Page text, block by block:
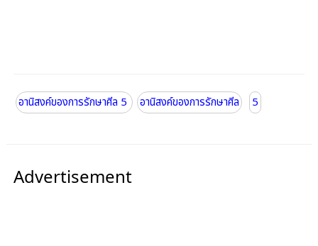
อานิสงค์ของการรักษาศีล 5 อานิสงค์ของการรักษาศีล 5
Advertisement